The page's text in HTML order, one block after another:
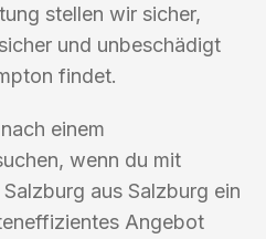
stellen wir sicher,
und unbeschädigt
findet.
einem
wenn du mit
aus Salzburg ein
Angebot